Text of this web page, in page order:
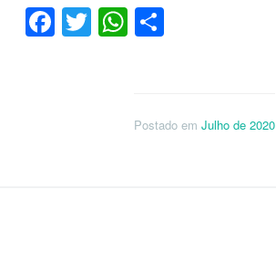
Facebook
TwitterWhatsApp
Postado em Julho de 2020